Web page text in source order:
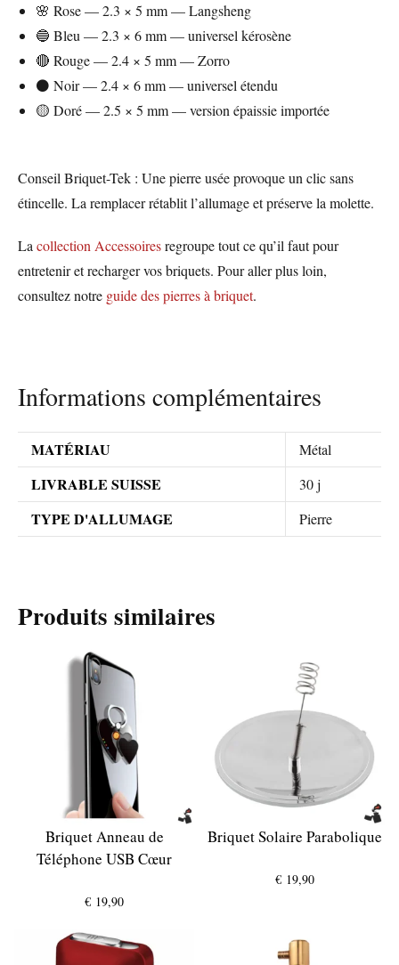
🌸 Rose — 2.3 × 5 mm — Langsheng
🔵 Bleu — 2.3 × 6 mm — universel kérosène
🔴 Rouge — 2.4 × 5 mm — Zorro
⚫ Noir — 2.4 × 6 mm — universel étendu
🟡 Doré — 2.5 × 5 mm — version épaissie importée
Conseil Briquet-Tek : Une pierre usée provoque un clic sans
étincelle. La remplacer rétablit l’allumage et préserve la molette.
La collection Accessoiresregroupe tout ce qu’il faut pour
entretenir et recharger vos briquets. Pour aller plus loin,
consultez notre guide des pierres à briquet.
Informations complémentaires
MATÉRIAU Métal
LIVRABLE SUISSE 30 j
TYPE D'ALLUMAGE Pierre
Produits similaires
Briquet Anneau de
Téléphone USB Cœur
€ 19,90
Briquet Solaire Parabolique
€ 19,90